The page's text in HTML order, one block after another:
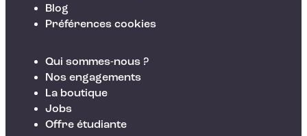
Blog
Préférences cookies
Qui sommes-nous ?
Nos engagements
La boutique
Jobs
Offre étudiante